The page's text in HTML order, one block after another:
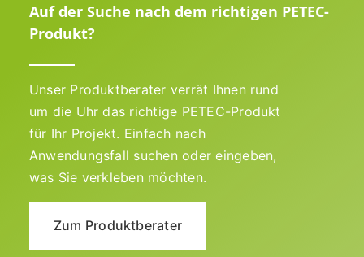
Auf der Suche nach dem richtigen PETEC-
Produkt?
Unser Produktberater verrät Ihnen rund
um die Uhr das richtige PETEC-Produkt
für Ihr Projekt. Einfach nach
Anwendungsfall suchen oder eingeben,
was Sie verkleben möchten.
Zum Produktberater